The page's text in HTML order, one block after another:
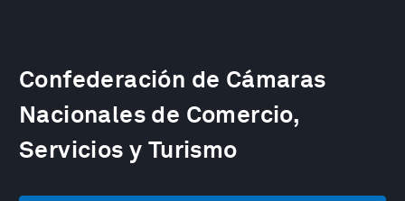
Confederación de Cámaras
Nacionales de Comercio,
Servicios y Turismo